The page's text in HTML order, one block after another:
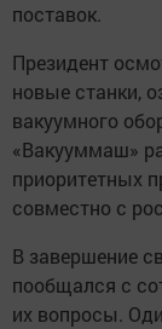
поставок.
Президент
новые станки,
вакуумного
«Вакууммаш»
приоритетных
совместно с
В завершение
пообщался с
их вопросы.